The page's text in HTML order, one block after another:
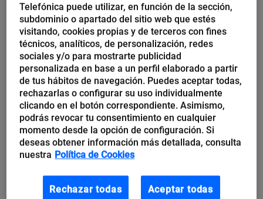
emprendedora local, concreta, de nicho, que crece de
manera gradual hasta convertirse en una
organización líder que compite en los mercados
globales, que es rentable y sostenible, que tiene un
comportamiento ético y que se conduce hasta la
siguiente generación. Para conseguir este objetivo, el
negocio familiar se enfrenta aseis grandes retos
que ha presentado en el informe “Empresas
familiares latinas: más gobierno, mejores empresas”.
1. La globalización obliga a la excelencia. La
Telefónica puede utilizar, en función de la sección,
subdominio o apartado del sitio web que estés
visitando, cookies propias y de terceros con fines
técnicos, analíticos, de personalización, redes
sociales y/o para mostrarte publicidad
personalizada en base a un perfil elaborado a partir
de tus hábitos de navegación. Puedes aceptar todas,
rechazarlas o configurar su uso individualmente
clicando en el botón correspondiente. Asimismo,
podrás revocar tu consentimiento en cualquier
momento desde la opción de configuración. Si
deseas obtener información más detallada, consulta
nuestra Política de Cookies
Rechazar todas Aceptar todas